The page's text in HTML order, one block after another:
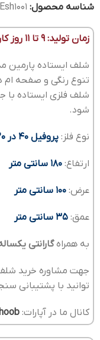
شناسه محصول: Esh1001
زمان تولید: 9 تا 11 روز کاری
تنوع رنگی و صفحه
شود.
نوع فلز: پروفیل 40 در 20 سبک
ارتفاع: 180 سانتی متر
عرض: 100 سانتی متر
عمق: 35 سانتی متر
به همراهگارانتی
جهت مشاوره خرید
توانید با پشتیبانی
کانال ما در آپارات: